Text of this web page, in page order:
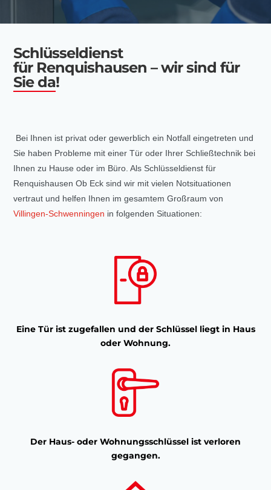
Schlüsseldienst
für Renquishausen – wir sind für
Sie da!
Bei Ihnen ist privat oder gewerblich ein Notfall eingetreten und
Sie haben Probleme mit einer Tür oder Ihrer Schließtechnik bei
Ihnen zu Hause oder im Büro. Als Schlüsseldienst für
Renquishausen Ob Eck sind wir mit vielen Notsituationen
vertraut und helfen Ihnen im gesamtem Großraum von
Villingen-Schwenningen in folgenden Situationen:
Eine Tür ist zugefallen und der Schlüssel liegt in Haus
oder Wohnung.
Der Haus- oder Wohnungsschlüssel ist verloren
gegangen.